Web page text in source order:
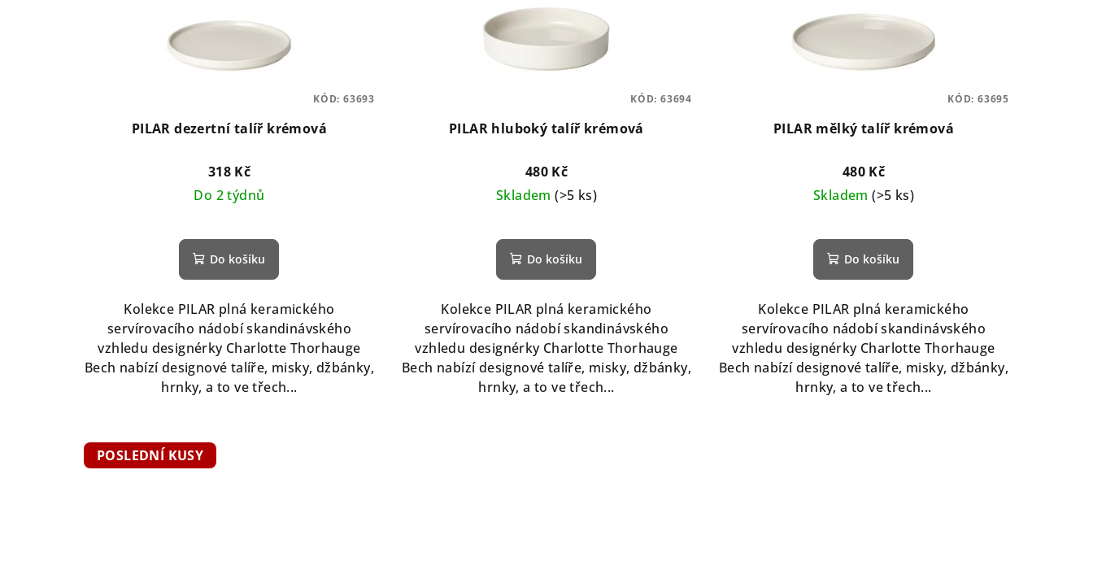
PILAR dezertní talíř krémová
318 Kč
Do 2 týdnů
Do košíku
Kolekce PILAR plná keramického
servírovacího nádobí skandinávského
vzhledu designérky Charlotte Thorhauge
Bech nabízí designové talíře, misky, džbánky,
hrnky, a to ve třech...
KÓD: 63693
PILAR hluboký talíř krémová
480 Kč
Skladem(>5 ks)
Do košíku
Kolekce PILAR plná keramického
servírovacího nádobí skandinávského
vzhledu designérky Charlotte Thorhauge
Bech nabízí designové talíře, misky, džbánky,
hrnky, a to ve třech...
KÓD: 63694
PILAR mělký talíř krémová
480 Kč
Skladem(>5 ks)
Do košíku
Kolekce PILAR plná keramického
servírovacího nádobí skandinávského
vzhledu designérky Charlotte Thorhauge
Bech nabízí designové talíře, misky, džbánky,
hrnky, a to ve třech...
KÓD: 63695
POSLEDNÍ KUSY